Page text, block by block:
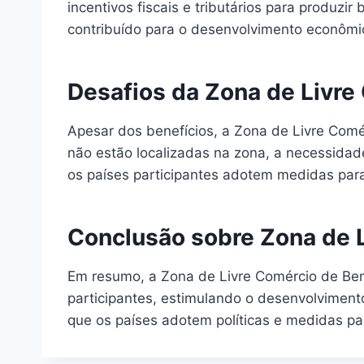
incentivos fiscais e tributários para produzir
contribuído para o desenvolvimento
Desafios da Zona de
Apesar dos benefícios, a Zona de Livre
não estão localizadas na zona, a
os países participantes adotem medidas
Conclusão sobre Zona de
Em resumo, a Zona de Livre Comércio de
participantes, estimulando o
que os países adotem políticas e medidas